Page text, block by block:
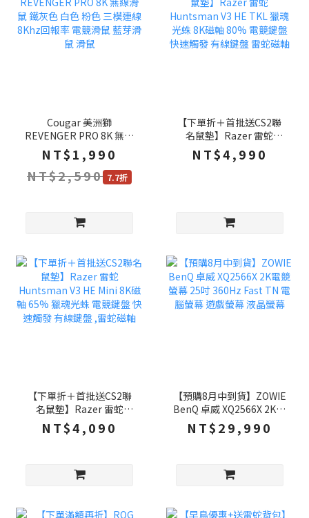
Cougar 美洲獅
REVENGER PRO 8K 無線
滑鼠 鐵灰色 白色 粉色 三
模連線 8Khz回報率 電競
滑鼠 藍芽滑鼠 滑鼠
NT$1,990
NT$2,590 7.7折
【下單折＋首批送CS2聯
名鼠墊】Razer 雷蛇
Huntsman V3 HE TKL 獵
魂光蛛 8K磁軸 80% 電競
NT$4,990
【下單折＋首批送CS2聯
名鼠墊】Razer 雷蛇
Huntsman V3 HE Mini 8K
磁軸 65% 獵魂光蛛 電競
NT$4,090
【預購8月中到貨】ZOWIE
BenQ 卓威 XQ2566X 2K電
競螢幕 25吋 360Hz Fast
TN 電腦螢幕 遊戲螢幕 液
NT$29,990